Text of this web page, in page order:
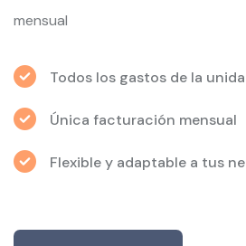
mensual
Todos los gastos de la
Única facturación mensual
Flexible y adaptable a tus